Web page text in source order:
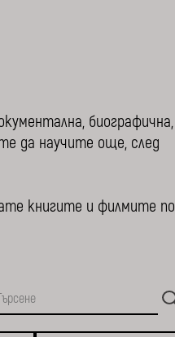
биографична,
да научите още, след
книгите и филмите по